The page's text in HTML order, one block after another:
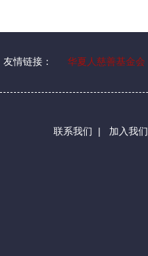
友情链接： 华夏人慈善基金会
联系我们 | 加入我们